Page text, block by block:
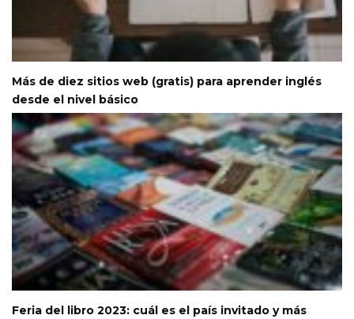
Más de diez sitios web (gratis) para aprender inglés
desde el nivel básico
Feria del libro 2023: cuál es el país invitado y más